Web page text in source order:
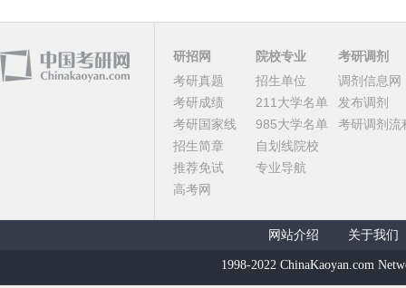
研招网
考研真题
考研成绩
考研国家线
招生简章
推荐免试
高考网
院校专业
招生单位
211大学名单
985大学名单
自划线院校
专业导航
考研调剂
调剂信息网
发布调剂
考研调剂流
网站介绍 关于我们
1998-2022 ChinaKaoyan.com